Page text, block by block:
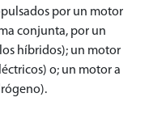
por un motor
conjunta, por un
híbridos); un motor
o; un motor a